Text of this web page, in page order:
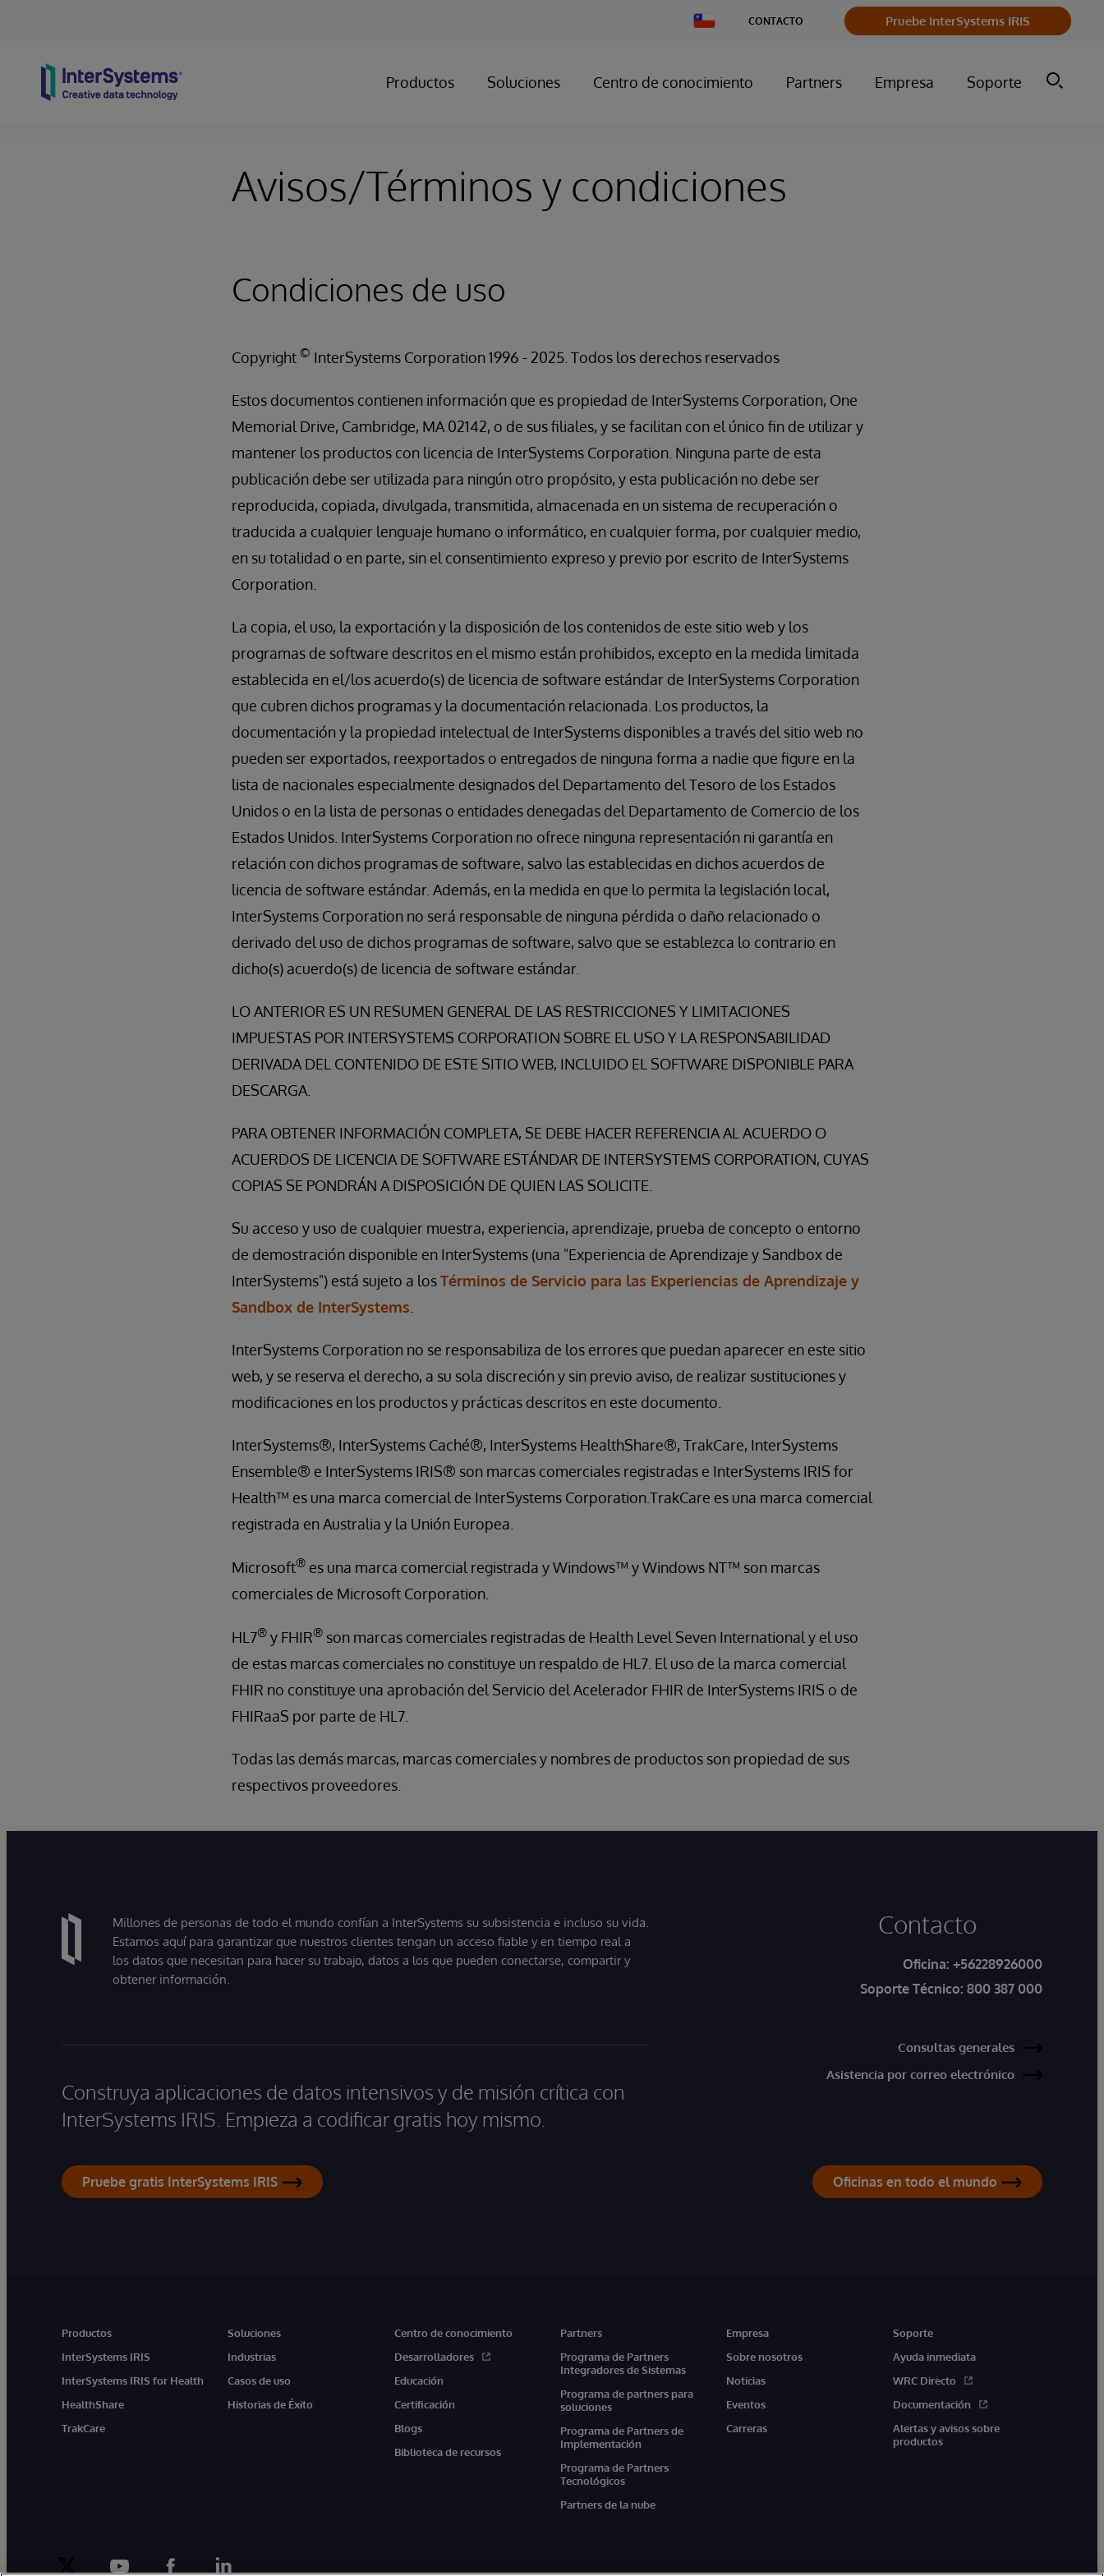
Change
Country
CONTACTO Pruebe InterSystems IRIS
Productos Soluciones Centro de conocimiento Partners Empresa Soporte
Avisos/Términos y condiciones
Condiciones de uso
Copyright © InterSystems Corporation 1996 - 2025. Todos los derechos reservados
Estos documentos contienen información que es propiedad de InterSystems Corporation, One
Memorial Drive, Cambridge, MA 02142, o de sus filiales, y se facilitan con el único fin de utilizar y
mantener los productos con licencia de InterSystems Corporation. Ninguna parte de esta
publicación debe ser utilizada para ningún otro propósito, y esta publicación no debe ser
reproducida, copiada, divulgada, transmitida, almacenada en un sistema de recuperación o
traducida a cualquier lenguaje humano o informático, en cualquier forma, por cualquier medio,
en su totalidad o en parte, sin el consentimiento expreso y previo por escrito de InterSystems
Corporation.
La copia, el uso, la exportación y la disposición de los contenidos de este sitio web y los
programas de software descritos en el mismo están prohibidos, excepto en la medida limitada
establecida en el/los acuerdo(s) de licencia de software estándar de InterSystems Corporation
que cubren dichos programas y la documentación relacionada. Los productos, la
documentación y la propiedad intelectual de InterSystems disponibles a través del sitio web no
pueden ser exportados, reexportados o entregados de ninguna forma a nadie que figure en la
lista de nacionales especialmente designados del Departamento del Tesoro de los Estados
Unidos o en la lista de personas o entidades denegadas del Departamento de Comercio de los
Estados Unidos. InterSystems Corporation no ofrece ninguna representación ni garantía en
relación con dichos programas de software, salvo las establecidas en dichos acuerdos de
licencia de software estándar. Además, en la medida en que lo permita la legislación local,
InterSystems Corporation no será responsable de ninguna pérdida o daño relacionado o
derivado del uso de dichos programas de software, salvo que se establezca lo contrario en
dicho(s) acuerdo(s) de licencia de software estándar.
LO ANTERIOR ES UN RESUMEN GENERAL DE LAS RESTRICCIONES Y LIMITACIONES
IMPUESTAS POR INTERSYSTEMS CORPORATION SOBRE EL USO Y LA RESPONSABILIDAD
DERIVADA DEL CONTENIDO DE ESTE SITIO WEB, INCLUIDO EL SOFTWARE DISPONIBLE PARA
DESCARGA.
PARA OBTENER INFORMACIÓN COMPLETA, SE DEBE HACER REFERENCIA AL ACUERDO O
ACUERDOS DE LICENCIA DE SOFTWARE ESTÁNDAR DE INTERSYSTEMS CORPORATION, CUYAS
COPIAS SE PONDRÁN A DISPOSICIÓN DE QUIEN LAS SOLICITE.
Su acceso y uso de cualquier muestra, experiencia, aprendizaje, prueba de concepto o entorno
de demostración disponible en InterSystems (una "Experiencia de Aprendizaje y Sandbox de
InterSystems") está sujeto a losTérminos de Servicio para las Experiencias de Aprendizaje y
Sandbox de InterSystems
InterSystems Corporation no se responsabiliza de los errores que puedan aparecer en este sitio
web, y se reserva el derecho, a su sola discreción y sin previo aviso, de realizar sustituciones y
modificaciones en los productos y prácticas descritos en este documento.
InterSystems®, InterSystems Caché®, InterSystems HealthShare®, TrakCare, InterSystems
Ensemble® e InterSystems IRIS® son marcas comerciales registradas e InterSystems IRIS for
Health™ es una marca comercial de InterSystems Corporation.TrakCare es una marca comercial
registrada en Australia y la Unión Europea.
Microsoft® es una marca comercial registrada y Windows™ y Windows NT™ son marcas
comerciales de Microsoft Corporation.
HL7® y FHIR® son marcas comerciales registradas de Health Level Seven International y el uso
de estas marcas comerciales no constituye un respaldo de HL7. El uso de la marca comercial
FHIR no constituye una aprobación del Servicio del Acelerador FHIR de InterSystems IRIS o de
FHIRaaS por parte de HL7.
Todas las demás marcas, marcas comerciales y nombres de productos son propiedad de sus
respectivos proveedores.
Millones de personas de todo el mundo confían a InterSystems su subsistencia e incluso su vida.
Estamos aquí para garantizar que nuestros clientes tengan un acceso fiable y en tiempo real a
los datos que necesitan para hacer su trabajo, datos a los que pueden conectarse, compartir y
obtener información.
Construya aplicaciones de datos intensivos y de misión crítica con
InterSystems IRIS. Empieza a codificar gratis hoy mismo.
Pruebe gratis InterSystems IRIS
Contacto
Oficina: +56228926000
Soporte Técnico: 800 387 000
Consultas generales
Asistencia por correo electrónico
Oficinas en todo el mundo
Productos
InterSystems IRIS
InterSystems IRIS for Health
HealthShare
TrakCare
Soluciones
Industrias
Casos de uso
Historias de Éxito
Centro de conocimiento
Desarrolladores
Educación
Certificación
Blogs
Biblioteca de recursos
Partners
Programa de Partners
Integradores de Sistemas
Programa de partners para
soluciones
Programa de Partners de
Implementación
Programa de Partners
Tecnológicos
Partners de la nube
Empresa
Sobre nosotros
Noticias
Eventos
Carreras
Soporte
Ayuda inmediata
WRC Directo
Documentación
Alertas y avisos sobre
productos